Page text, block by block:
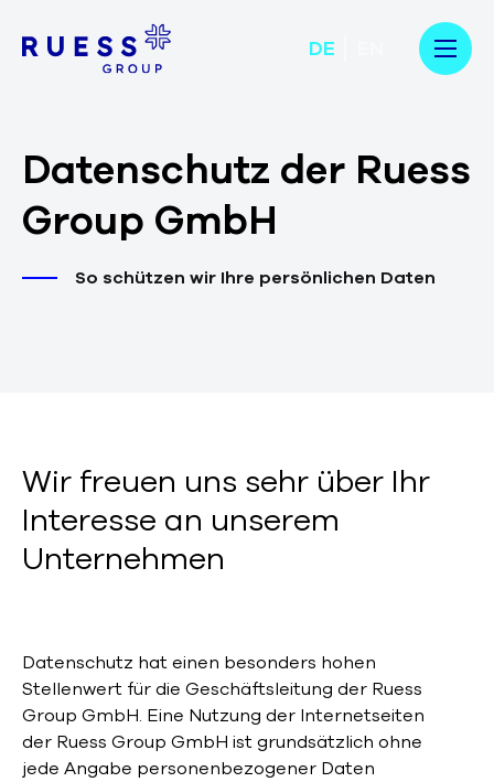
DE
Da­ten­schutz der Ruess
Group GmbH­
So schützen wir Ihre persönlichen Daten
Wir freuen uns sehr über Ihr
Interesse an unserem
Unternehmen
Datenschutz hat einen besonders hohen
Stellenwert für die Geschäftsleitung der Ruess
Group GmbH. Eine Nutzung der Internetseiten
der Ruess Group GmbH ist grundsätzlich ohne
jede Angabe personenbezogener Daten